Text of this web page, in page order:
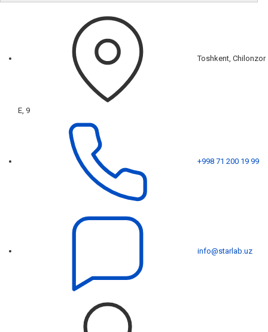
Toshkent, Chilonzor
E, 9
+998 71 200 19 99
info@starlab.uz